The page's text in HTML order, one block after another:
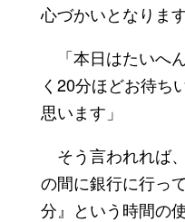
心づかいとなります
「本日はたいへ
く20分ほどお待ち
思います」
そう言われれば
の間に銀行に行っ
分』という時間の